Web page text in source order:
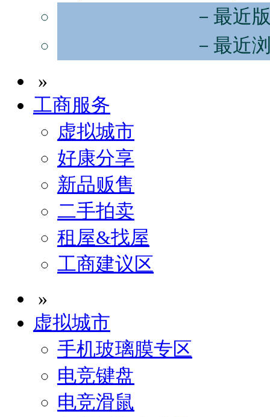
－最近
－最近
»
工商服务
虚拟城市
好康分享
新品贩售
二手拍卖
租屋&找屋
工商建议区
»
虚拟城市
手机玻璃膜专区
电竞键盘
电竞滑鼠